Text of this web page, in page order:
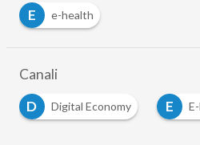
E
e-health
Canali
D
Digital Economy E